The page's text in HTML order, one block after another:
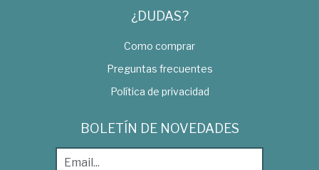
¿DUDAS?
Como comprar
Preguntas frecuentes
Política de privacidad
BOLETÍN DE NOVEDADES